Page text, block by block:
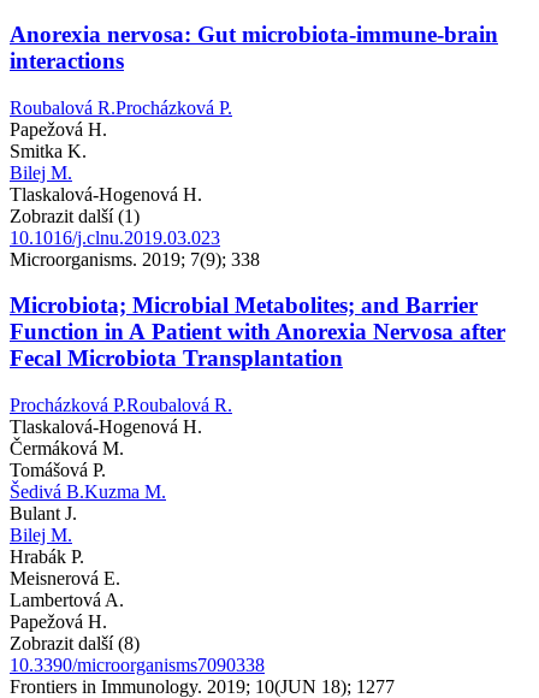
Anorexia nervosa: Gut microbiota-immune-brain
interactions
Roubalová R.Procházková P.
Papežová H.
Smitka K.
Bilej M.
Tlaskalová-Hogenová H.
Zobrazit další (1)
10.1016/j.clnu.2019.03.023
Microorganisms. 2019; 7(9); 338
Microbiota; Microbial Metabolites; and Barrier
Function in A Patient with Anorexia Nervosa after
Fecal Microbiota Transplantation
Procházková P.Roubalová R.
Tlaskalová-Hogenová H.
Čermáková M.
Tomášová P.
Šedivá B.Kuzma M.
Bulant J.
Bilej M.
Hrabák P.
Meisnerová E.
Lambertová A.
Papežová H.
Zobrazit další (8)
10.3390/microorganisms7090338
Frontiers in Immunology. 2019; 10(JUN 18); 1277